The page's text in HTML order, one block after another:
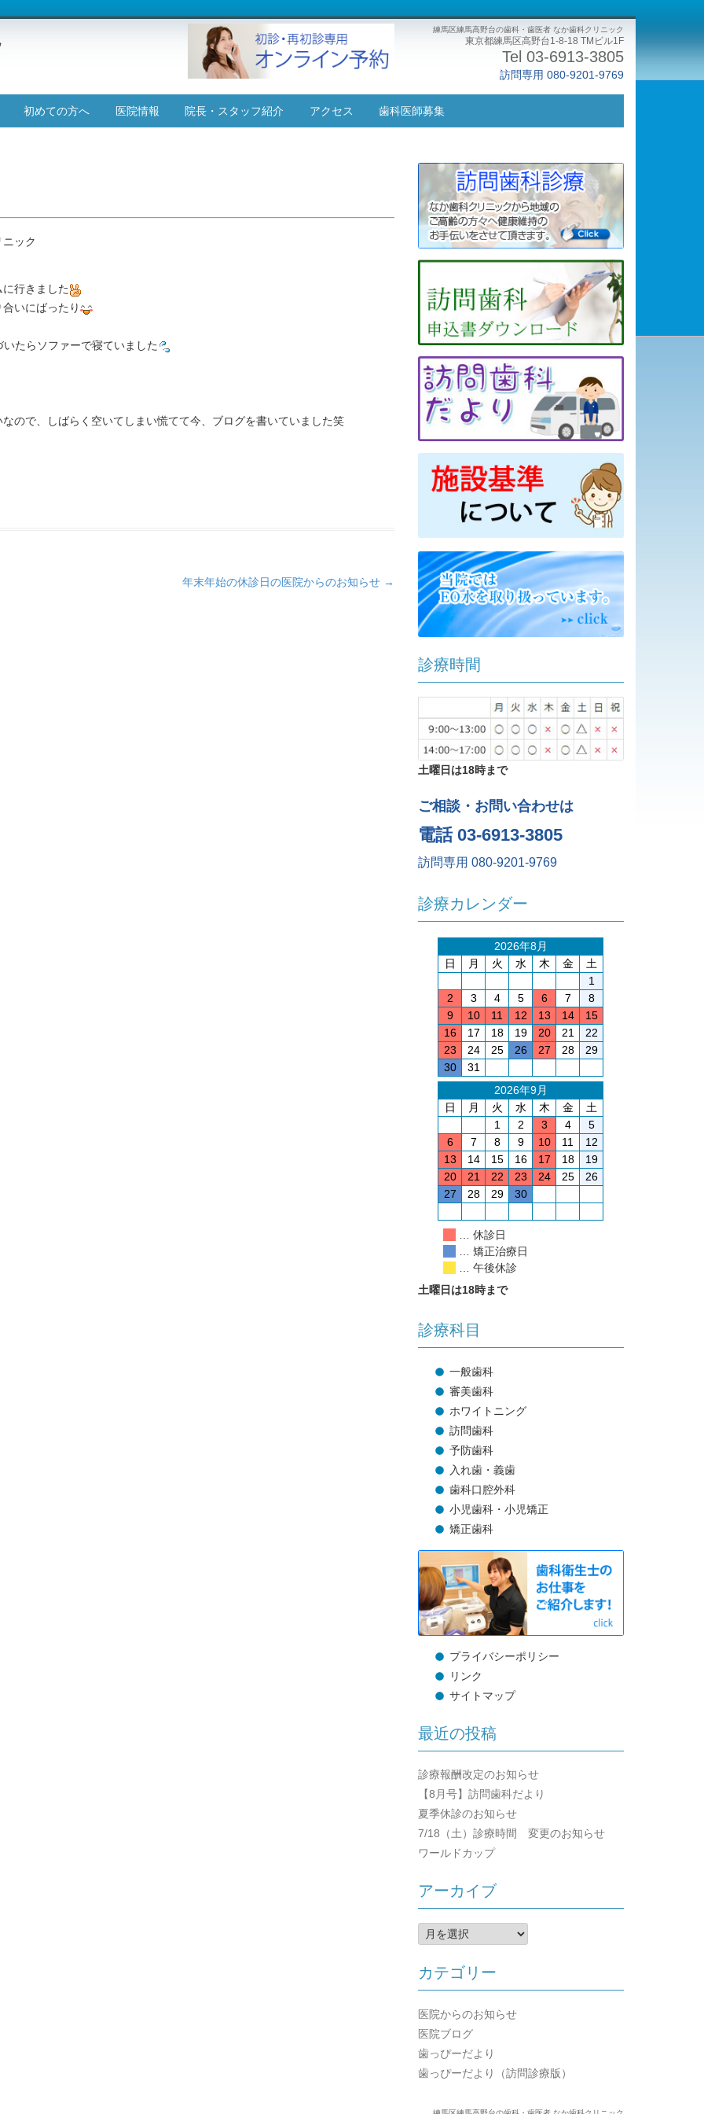
練馬区練馬高野台の歯科・歯医者 なか歯科クリニック
東京都練馬区高野台1-8-18 TMビル1F
Tel 03-6913-3805
訪問専用 080-9201-9769
ン
初めての方へ 医院情報 院長・スタッフ紹介 アクセス 歯科医師募集
ック
行きました
いにばったり
たらソファーで寝ていました
ので、しばらく空いてしまい慌てて今、ブログを書いていました笑
年末年始の休診日の医院からのお知らせ →
診療時間
土曜日は18時まで
ご相談・お問い合わせは
電話 03-6913-3805
訪問専用 080-9201-9769
診療カレンダー
2026年8月
日
月 火 水 木 金
土
1
2
3 4 5 6 7
8
9
10 11 12 13 14
15
16
17 18 19 20 21
22
23
24 25 26 27 28
29
30
31
2026年9月
日
月 火 水 木 金
土
1
2 3 4
5
6
7 8 9 10 11
12
13
14 15 16 17 18
19
20
21 22 23 24 25
26
27
28 29 30
… 休診日
… 矯正治療日
… 午後休診
土曜日は18時まで
診療科目
一般歯科
審美歯科
ホワイトニング
訪問歯科
予防歯科
入れ歯・義歯
歯科口腔外科
小児歯科・小児矯正
矯正歯科
プライバシーポリシー
リンク
サイトマップ
最近の投稿
診療報酬改定のお知らせ
【8月号】訪問歯科だより
夏季休診のお知らせ
7/18（土）診療時間 変更のお知らせ
ワールドカップ
アーカイブ
ア
ー
イ
ブ
カテゴリー
医院からのお知らせ
医院ブログ
歯っぴーだより
歯っぴーだより（訪問診療版）